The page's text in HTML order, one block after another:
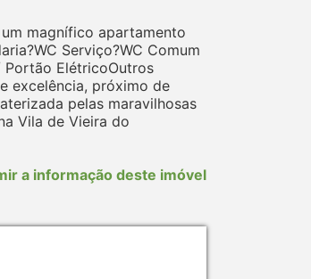
magnífico apartamento
Serviço?WC Comum
Portão ElétricoOutros
excelência, próximo de
pelas maravilhosas
Vila de Vieira do
a informação deste imóvel